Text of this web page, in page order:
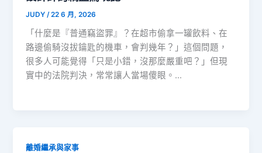
JUDY /22 6 月, 2026
「什麼是『普通竊盜罪』？在超市偷拿一罐飲料、在
路邊偷騎沒拔鑰匙的機車，會判幾年？」這個問題，
很多人可能覺得「只是小錯，沒那麼嚴重吧？」但現
實中的法院判決，常常讓人當場傻眼。…
離婚繼承與家事